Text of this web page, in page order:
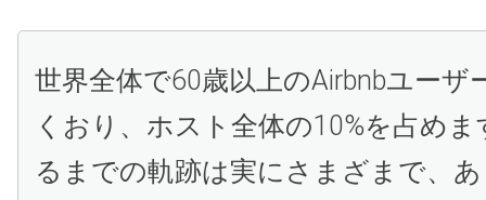
世界全体で60歳以上のAirbnbユーザ
くおり、ホスト全体の10%を占め
るまでの軌跡は実にさまざまで、